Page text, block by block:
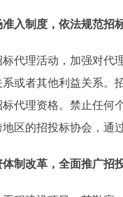
入制度，依法规范招
理活动，加强对代理
或者其他利益关系。
代理资格。禁止任何
地区的招投标协会，
制改革，全面推广招